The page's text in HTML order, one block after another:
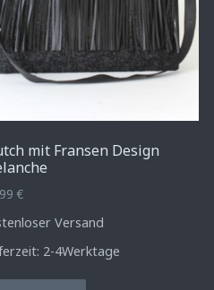
mit Fransen Design
€
Versand
2-4Werktage